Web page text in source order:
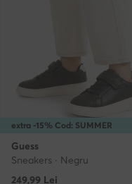
extra -15% Cod: SUMMER
Guess
Sneakers · Negru
249,99 Lei